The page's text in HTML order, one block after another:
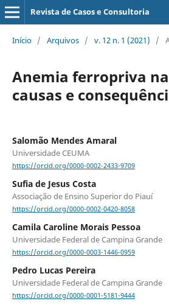
Revista de Casos e Consultoria
Início / Arquivos / v. 12 n. 1 (2021) /
Anemia ferropriva
causas e
Salomão Mendes Amaral
Universidade CEUMA
https://orcid.org/0000-0002-2433-9709
Sufia de Jesus Costa
Associação de Ensino Superior do Piauí
https://orcid.org/0000-0002-0420-8058
Camila Caroline Morais Pessoa
Universidade Federal de Campina Grande
https://orcid.org/0000-0003-1446-0959
Pedro Lucas Pereira
Universidade Federal de Campina Grande
https://orcid.org/0000-0001-5181-9444